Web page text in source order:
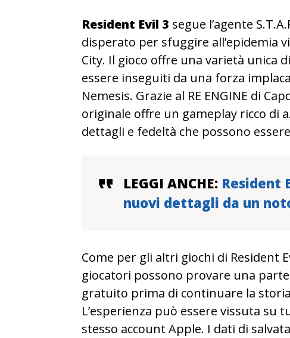
Resident Evil 3 segue l’agente
disperato per sfuggire all’epidemia
City. Il gioco offre una varietà unica
essere inseguiti da una forza
Nemesis. Grazie al RE ENGINE di
originale offre un gameplay ricco di
dettagli e fedeltà che possono
LEGGI ANCHE: Resident
nuovi dettagli da un
Come per gli altri giochi di Resident
giocatori possono provare una
gratuito prima di continuare la
L’esperienza può essere vissuta
stesso account Apple. I dati di